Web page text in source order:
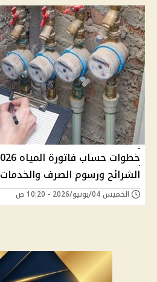
الشرائح ورسوم الصرف والخدمات
الخميس 04/يونيو/2026 - 10:20 ص